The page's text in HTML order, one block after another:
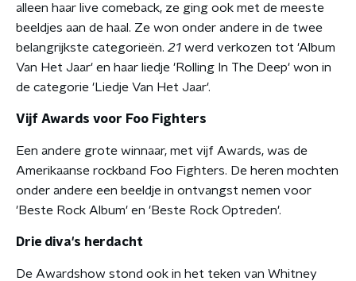
alleen haar live comeback, ze ging ook met de meeste
beeldjes aan de haal. Ze won onder andere in de twee
belangrijkste categorieën. 21 werd verkozen tot 'Album
Van Het Jaar' en haar liedje 'Rolling In The Deep' won in
de categorie 'Liedje Van Het Jaar'.
Vijf Awards voor Foo Fighters
Een andere grote winnaar, met vijf Awards, was de
Amerikaanse rockband Foo Fighters. De heren mochten
onder andere een beeldje in ontvangst nemen voor
'Beste Rock Album' en 'Beste Rock Optreden'.
Drie diva's herdacht
De Awardshow stond ook in het teken van Whitney